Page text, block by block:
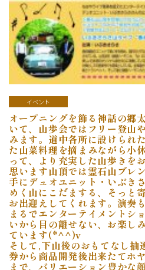
イベント
オープニングを飾る神話の郷
いて、山歩会ではフリー登山
みます。道中各所に設けられ
た山菜料理を摘まみながら小
って、より充実した山歩きを
思います山頂では霊石山ブレ
手にデュオユニット・いぶき
めく山にこだまする、そっと
お出迎えしてくれます。演奏
まるでエンターテイメントシ
いから目の離せない、お楽し
ています(*^^)v
そして,下山後のおもてなし抽
券から商品開発後出来たてホ
まで、バリエーション豊かな